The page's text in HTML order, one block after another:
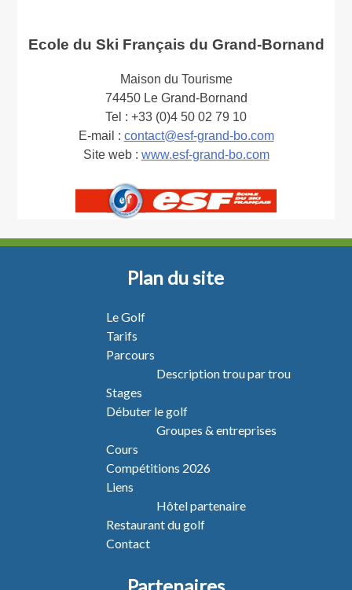
Ecole du Ski Français du Grand-Bornand
Maison du Tourisme
74450 Le Grand-Bornand
Tel : +33 (0)4 50 02 79 10
E-mail : contact@esf-grand-bo.com
Site web : www.esf-grand-bo.com
Plan du site
Le Golf
Tarifs
Parcours
Description trou par trou
Stages
Débuter le golf
Groupes & entreprises
Cours
Compétitions 2026
Liens
Hôtel partenaire
Restaurant du golf
Contact